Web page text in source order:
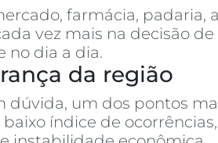
farmácia, padaria,
vez mais na decisão
no dia a dia.
da região
dúvida, um dos pontos
baixo índice de